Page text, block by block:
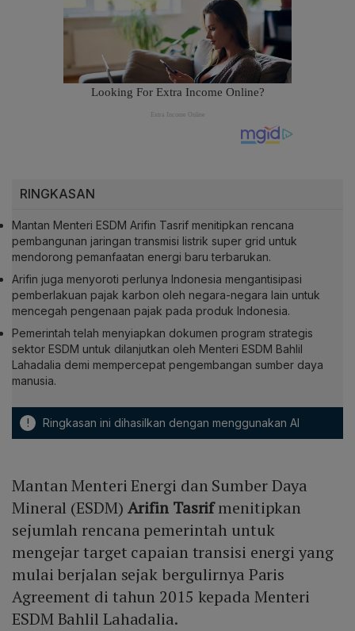
RINGKASAN
Mantan Menteri ESDM Arifin Tasrif menitipkan rencana
pembangunan jaringan transmisi listrik super grid untuk
mendorong pemanfaatan energi baru terbarukan.
Arifin juga menyoroti perlunya Indonesia mengantisipasi
pemberlakuan pajak karbon oleh negara-negara lain untuk
mencegah pengenaan pajak pada produk Indonesia.
Pemerintah telah menyiapkan dokumen program strategis
sektor ESDM untuk dilanjutkan oleh Menteri ESDM Bahlil
Lahadalia demi mempercepat pengembangan sumber daya
manusia.
! Ringkasan ini dihasilkan dengan menggunakan AI
Mantan Menteri Energi dan Sumber Daya
Mineral (ESDM) Arifin Tasrifmenitipkan
sejumlah rencana pemerintah untuk
mengejar target capaian transisi energi yang
mulai berjalan sejak bergulirnya Paris
Agreement di tahun 2015 kepada Menteri
ESDM Bahlil Lahadalia.